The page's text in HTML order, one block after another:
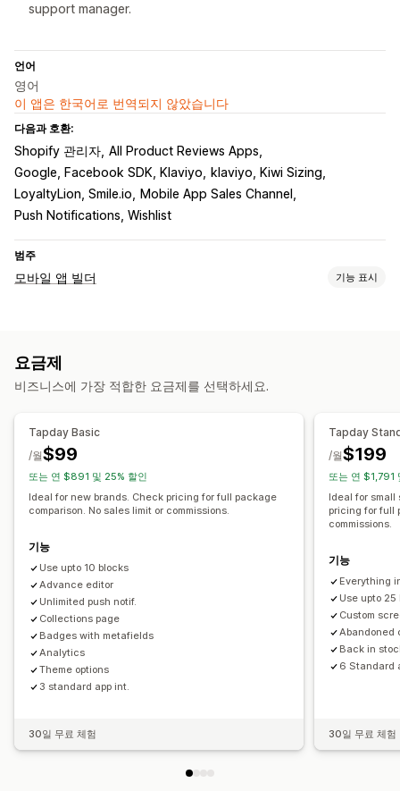
support manager.
언어
영어
이 앱은 한국어로 번역되지 않았습니다
다음과 호환:
Shopify 관리자 All Product Reviews Apps
Google, Facebook SDK, Klaviyo
klaviyo, Kiwi Sizing
LoyaltyLion, Smile.io
Mobile App Sales Channel
Push Notifications, Wishlist
범주
모바일 앱 빌더 기능 표시
템플릿
실시간 미리보기 실시간 동기화
중단된 카트
프로모션
리치 미디어
예약됨 사용자 지정 알림
요금제
비즈니스에 가장 적합한 요금제를 선택하세요.
Tapday Basic
$99
/월
또는 연 $891 및 25% 할인
Ideal for new brands. Check pricing for full package
comparison. No sales limit or commissions.
기능
Use upto 10 blocks
Advance editor
Unlimited push notif.
Collections page
Badges with metafields
Analytics
Theme options
3 standard app int.
30일 무료 체험
Tapday
$199
/월
또는 연 $1,791
Ideal for small
pricing for full
commissions.
기능
Everything
Use upto 25
Custom
Abandoned
Back in
6 Standard
30일 무료 체험